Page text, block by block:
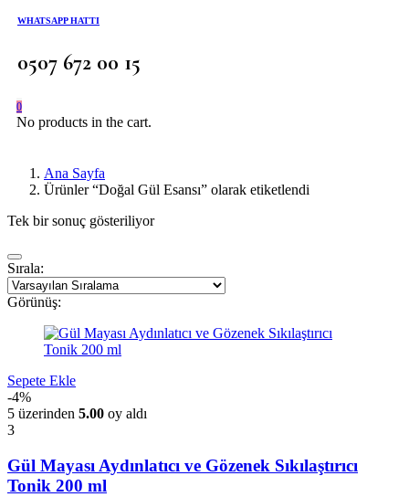
WHATSAPP HATTI
0507 672 00 15
0
No products in the cart.
Ana Sayfa
Ürünler “Doğal Gül Esansı” olarak etiketlendi
Tek bir sonuç gösteriliyor
Sırala:
Görünüş:
Sepete Ekle
-4%
5 üzerinden 5.00 oy aldı
3
Gül Mayası Aydınlatıcı ve Gözenek Sıkılaştırıcı
Tonik 200 ml